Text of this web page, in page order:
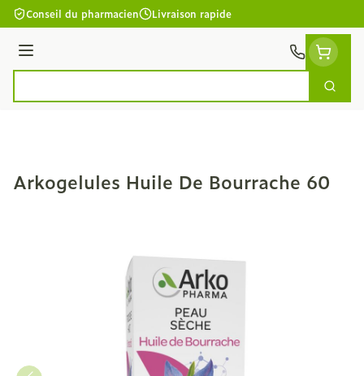
Aller au contenu
Conseil du pharmacien Livraison rapide
Menu
Arkogelules Huile De Bourrache 60